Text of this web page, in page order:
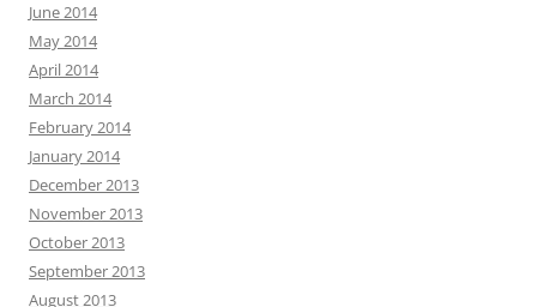
June 2014
May 2014
April 2014
March 2014
February 2014
January 2014
December 2013
November 2013
October 2013
September 2013
August 2013